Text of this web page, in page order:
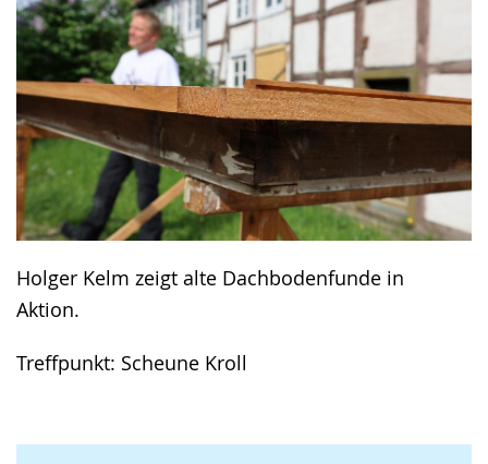
Holger Kelm zeigt alte Dachbodenfunde in
Aktion.
Treffpunkt: Scheune Kroll